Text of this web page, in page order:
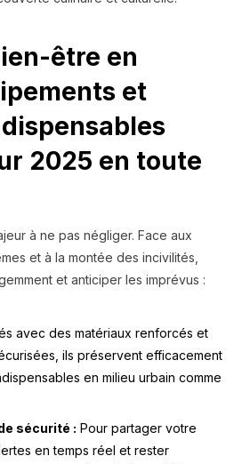
être en
et
2025 en toute
à ne pas négliger. Face aux
et à la montée des incivilités,
et anticiper les imprévus :
avec des matériaux renforcés et
ils préservent efficacement
en milieu urbain comme
sécurité : Pour partager votre
en temps réel et rester